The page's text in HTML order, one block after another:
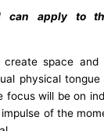
can apply to
create space
physical
focus will be on
of the